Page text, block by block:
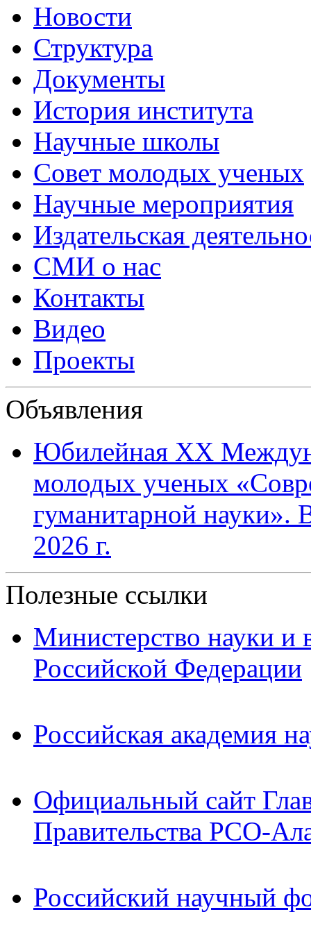
Новости
Структура
Документы
История института
Научные школы
Совет молодых ученых
Научные мероприятия
Издательская
СМИ о нас
Контакты
Видео
Проекты
Объявления
Юбилейная XХ
молодых ученых
гуманитарной науки».
2026 г.
Полезные ссылки
Министерство науки и
Российской Федерации
Российская академия
Официальный сайт
Правительства РСО-
Российский научный